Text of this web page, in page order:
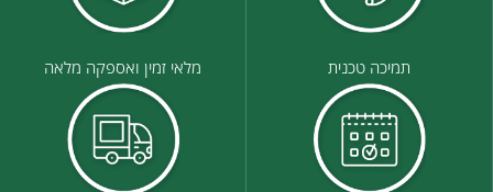
תמיכה טכנית מלאי זמין ואספקה מלאה